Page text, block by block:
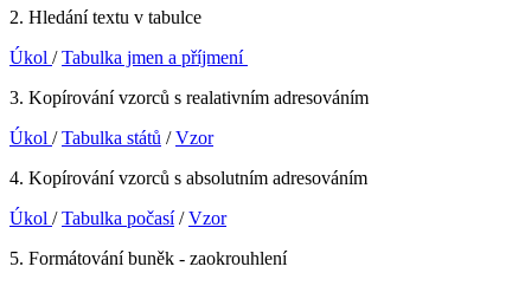
2. Hledání textu v tabulce
Úkol /Tabulka jmen a příjmení
3. Kopírování vzorců s realativním adresováním
Úkol /Tabulka států /Vzor
4. Kopírování vzorců s absolutním adresováním
Úkol /Tabulka počasí/Vzor
5. Formátování buněk - zaokrouhlení